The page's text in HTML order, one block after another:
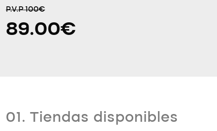
P.V.P 100€
89.00€
01. Tiendas disponibles